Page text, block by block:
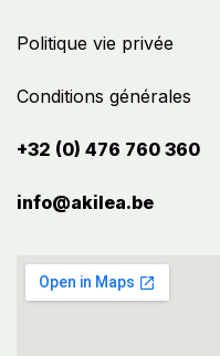
Politique vie privée
Conditions générales
+32 (0) 476 760 360
info@akilea.be​